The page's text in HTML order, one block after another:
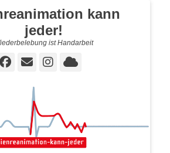
kann
jeder!
ist Handarbeit
Facebook
E-
Instagram
Cloud